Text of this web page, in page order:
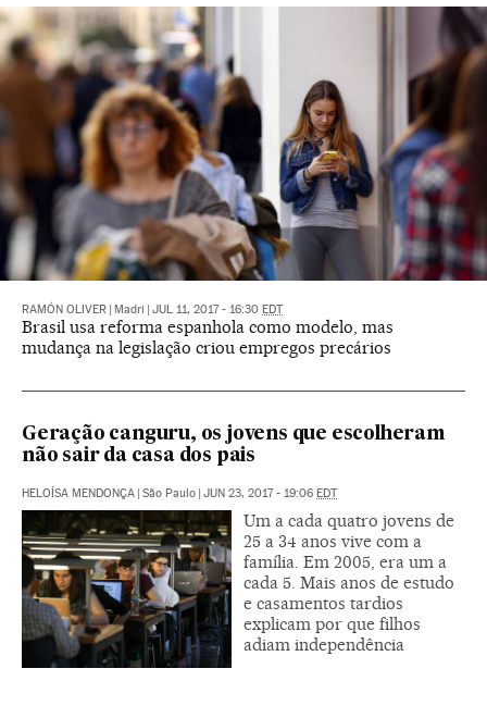
RAMÓN OLIVER Madri JUL 11, 2017 - 16:30 EDT
Brasil usa reforma espanhola como modelo, mas
mudança na legislação criou empregos precários
Geração canguru, os jovens que escolheram
não sair da casa dos pais
HELOÍSA MENDONÇA São Paulo JUN 23, 2017 - 19:06 EDT
Um a cada quatro jovens de
25 a 34 anos vive com a
família. Em 2005, era um a
cada 5. Mais anos de estudo
e casamentos tardios
explicam por que filhos
adiam independência